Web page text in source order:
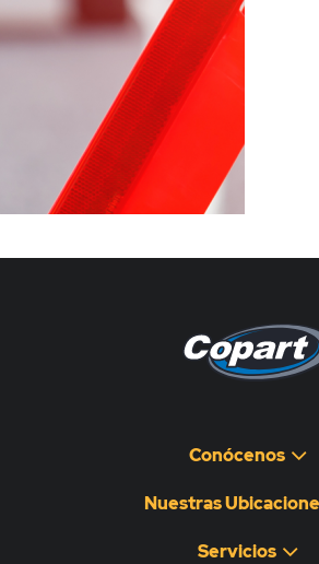
Pagina non disponibile
هذه الصفحة غير متوفرة
Conócenos
Nuestras
Servicios